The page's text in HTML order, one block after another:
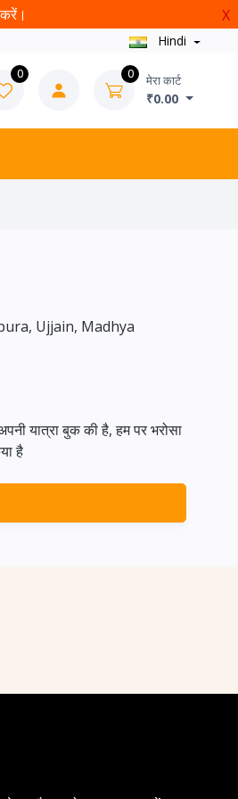
X
Hindi
0 0 मेरा कार्ट
₹0.00
Ujjain, Madhya
यात्रा बुक की है, हम पर भरोसा
है